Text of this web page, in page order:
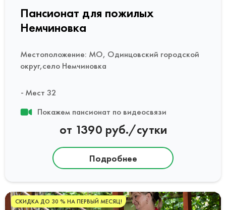
Пансионат для пожилых
Немчиновка
Местоположение: МО, Одинцовский городской
округ,село Немчиновка
Мест 32
Покажем пансионат по видеосвязи
от 1390 руб./сутки
Подробнее
СКИДКА ДО 30 % НА ПЕРВЫЙ МЕСЯЦ!